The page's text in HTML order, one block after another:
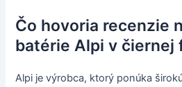
Čo hovoria recenzie
batérie Alpi v čiernej
Alpi je výrobca, ktorý ponúka